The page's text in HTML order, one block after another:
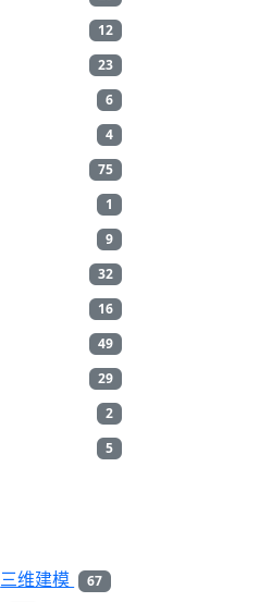
12
23
6
4
75
1
9
32
16
49
29
2
5
三维建模 67